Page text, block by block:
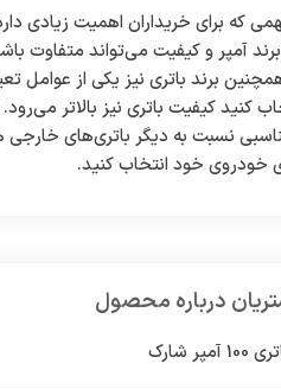
که برای خریداران اهمیت زیادی
آمپر و کیفیت می‌تواند متفاوت
برند باتری نیز یکی از عوامل
نسبت به دیگر باتری‌های خارجی
خودروی خود انتخاب کنید.
درباره محصول
آمپر شارک